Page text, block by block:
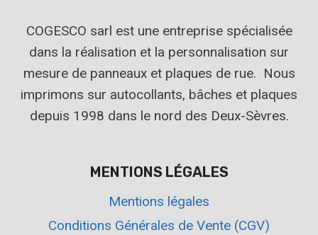
COGESCO sarl est une entreprise spécialisée
dans la réalisation et la personnalisation sur
mesure de panneaux et plaques de rue. Nous
imprimons sur autocollants, bâches et plaques
depuis 1998 dans le nord des Deux-Sèvres.
MENTIONS LÉGALES
Mentions légales
Conditions Générales de Vente (CGV)